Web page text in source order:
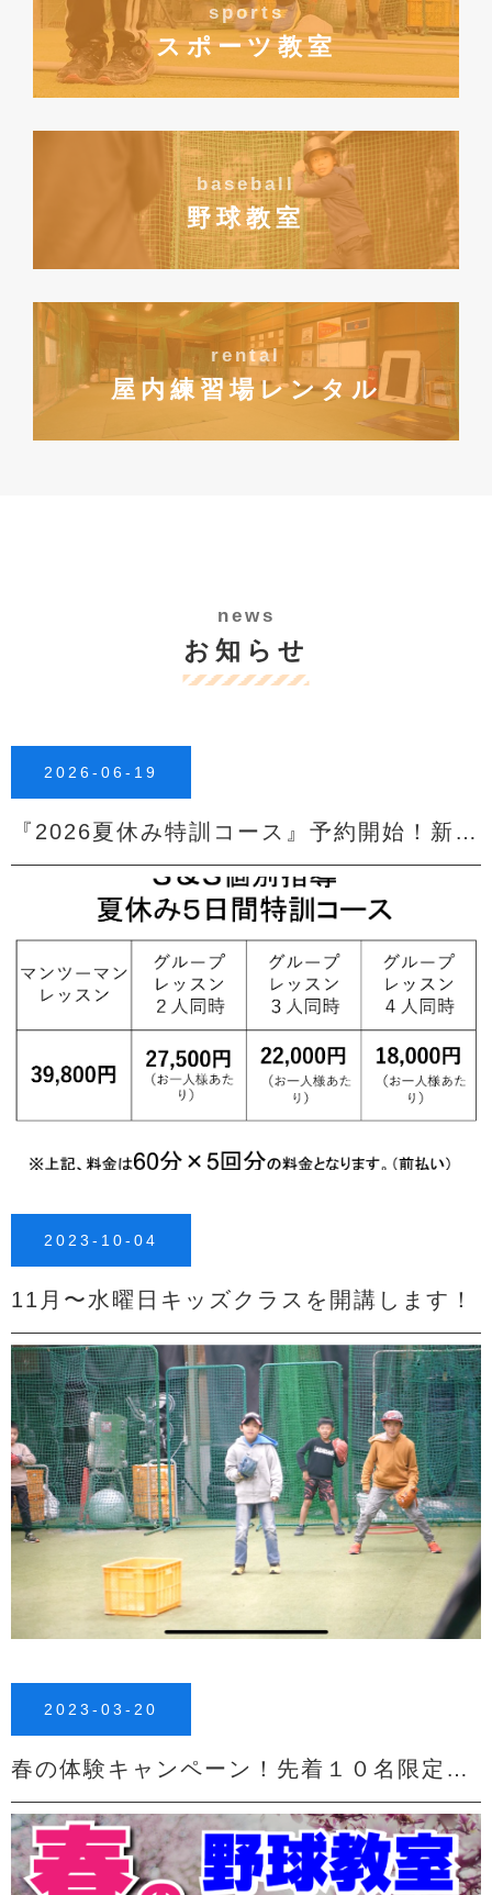
sports
スポーツ教室
baseball
野球教室
rental
屋内練習場レンタル
news
お知らせ
2026-06-19
『2026夏休み特訓コース』予約開始！新コース誕生！！
2023-10-04
11月〜水曜日キッズクラスを開講します！
2023-03-20
春の体験キャンペーン！先着１０名限定！！４回無料体験（3/24〜4/28）